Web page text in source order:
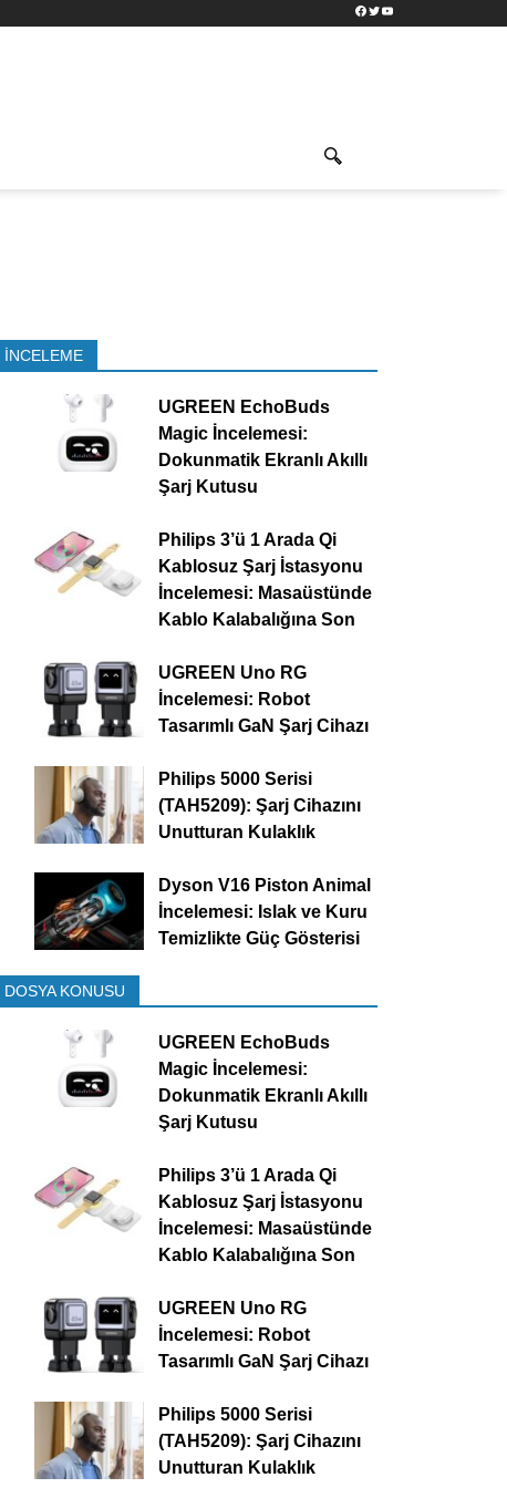
Facebook
TwitterYouTube
İNCELEME
UGREEN EchoBuds
Magic İncelemesi:
Dokunmatik Ekranlı Akıllı
Şarj Kutusu
Philips 3’ü 1 Arada Qi
Kablosuz Şarj İstasyonu
İncelemesi: Masaüstünde
Kablo Kalabalığına Son
UGREEN Uno RG
İncelemesi: Robot
Tasarımlı GaN Şarj Cihazı
Philips 5000 Serisi
(TAH5209): Şarj Cihazını
Unutturan Kulaklık
Dyson V16 Piston Animal
İncelemesi: Islak ve Kuru
Temizlikte Güç Gösterisi
DOSYA KONUSU
UGREEN EchoBuds
Magic İncelemesi:
Dokunmatik Ekranlı Akıllı
Şarj Kutusu
Philips 3’ü 1 Arada Qi
Kablosuz Şarj İstasyonu
İncelemesi: Masaüstünde
Kablo Kalabalığına Son
UGREEN Uno RG
İncelemesi: Robot
Tasarımlı GaN Şarj Cihazı
Philips 5000 Serisi
(TAH5209): Şarj Cihazını
Unutturan Kulaklık